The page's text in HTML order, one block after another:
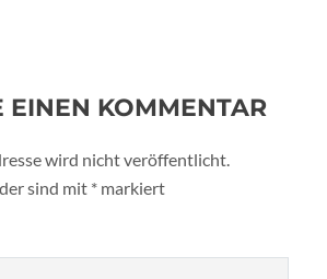
EINEN KOMMENTAR
wird nicht veröffentlicht.
sind mit * markiert